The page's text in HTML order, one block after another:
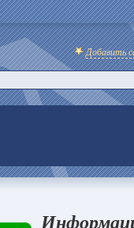
Добавить